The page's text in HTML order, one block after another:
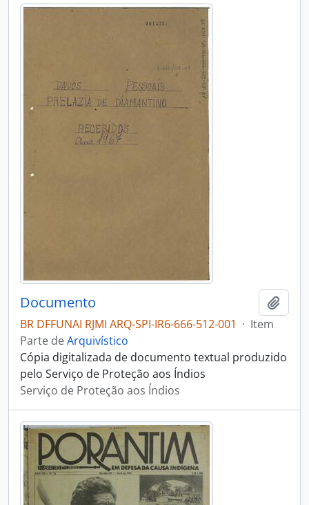
Documento
BR DFFUNAI RJMI ARQ-SPI-IR6-666-512-001 · Item
Parte deArquivístico
Cópia digitalizada de documento textual produzido
pelo Serviço de Proteção aos Índios
Serviço de Proteção aos Índios